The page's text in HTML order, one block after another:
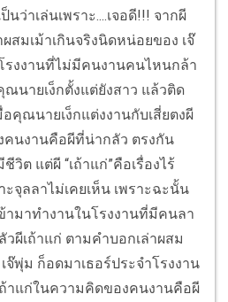
ว่าเล่นเพราะ....เจอดี!!! จากผี
ผสมเม้าเกินจริงนิดหน่อยของ เจ๊
รงงานที่ไม่มีคนงานคนไหนกล้า
นายเง็กตั้งแต่ยังสาว แล้วติด
คุณนายเง็กแต่งงานกับเสี่ยตงผี
คนงานคือผีที่น่ากลัว ตรงกัน
ต แต่ผี “เถ้าแก่”คือเรื่องไร้
จุลลาไม่เคยเห็น เพราะฉะนั้น
ามาทำงานในโรงงานที่มีคนลา
วผีเถ้าแก่ ตามคำบอกเล่าผสม
พุ่ม ก็อดมาเธอร์ประจำโรงงาน
าแก่ในความคิดของคนงานคือผี